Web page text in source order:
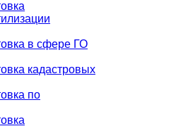
в сфере ГО
кадастровых
по